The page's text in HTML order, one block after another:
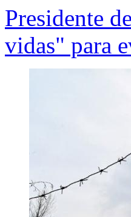
Presidente
vidas" para